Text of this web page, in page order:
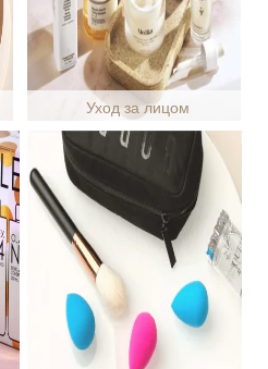
Уход за лицом